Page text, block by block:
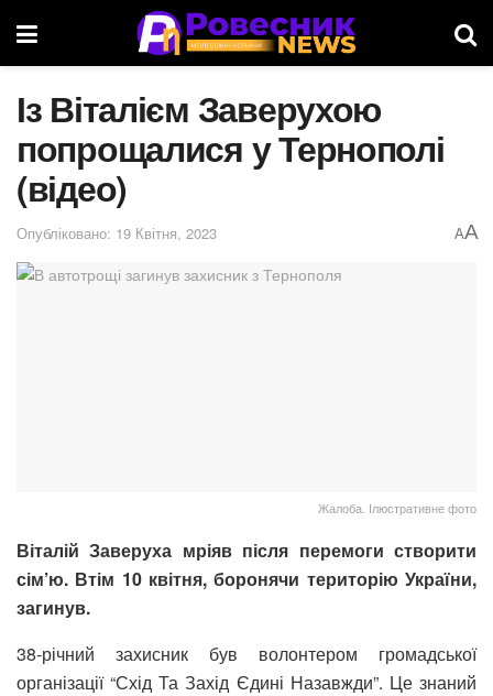
Із Віталієм Заверухою
попрощалися у Тернополі
(відео)
Опубліковано: 19 Квітня, 2023 AA
Жалоба. Ілюстративне фото
Віталій Заверуха мріяв після перемоги створити
сім’ю. Втім 10 квітня, боронячи територію України,
загинув.
38-річний захисник був волонтером громадської
організації “Схід Та Захід Єдині Назавжди”. Це знаний